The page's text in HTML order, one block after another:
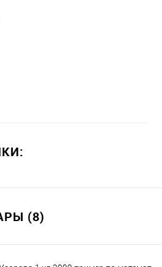
(8)